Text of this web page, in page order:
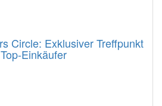
Circle: Exklusiver Treffpunkt
Einkäufer